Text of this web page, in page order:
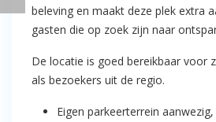
beleving en maakt deze plek extra
gasten die op zoek zijn naar
De locatie is goed bereikbaar voor
als bezoekers uit de regio.
Eigen parkeerterrein